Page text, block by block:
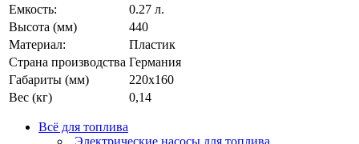
Емкость:
0.27 л.
Высота (мм)
440
Материал:
Пластик
Страна производства Германия
Габариты (мм)
220х160
Вес (кг)
0,14
Всё для топлива